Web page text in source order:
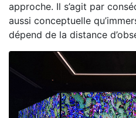
approche. Il s’agit par
aussi conceptuelle
dépend de la distance